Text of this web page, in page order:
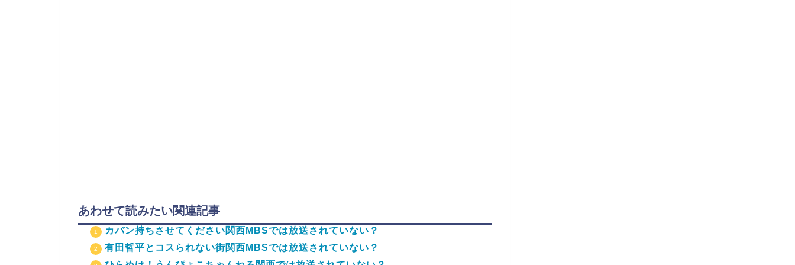
あわせて読みたい関連記事
カバン持ちさせてください関西MBSでは放送されていない？
有田哲平とコスられない街関西MBSでは放送されていない？